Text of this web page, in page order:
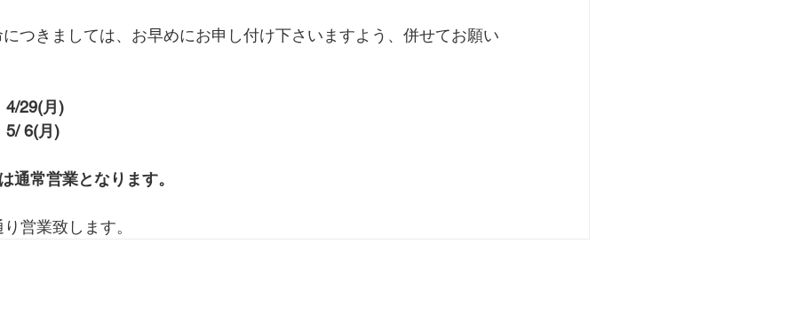
つきましては、お早めにお申し付け下さいますよう、併せてお願い
4/29(月)
月)
通常営業となります。
営業致します。